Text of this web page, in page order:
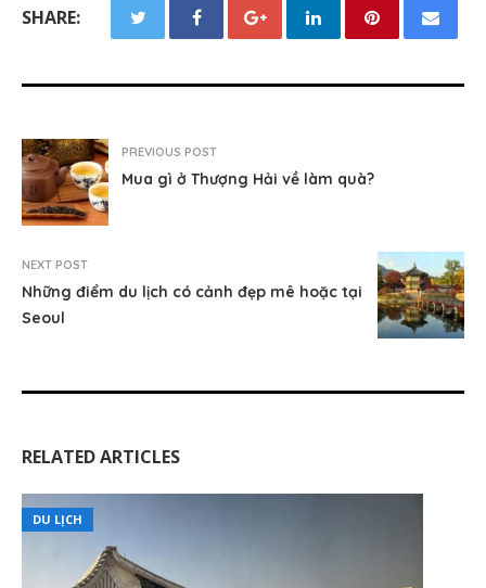
SHARE:
PREVIOUS POST
Mua gì ở Thượng Hải về làm quà?
NEXT POST
Những điểm du lịch có cảnh đẹp mê hoặc tại
Seoul
RELATED ARTICLES
DU LỊCH